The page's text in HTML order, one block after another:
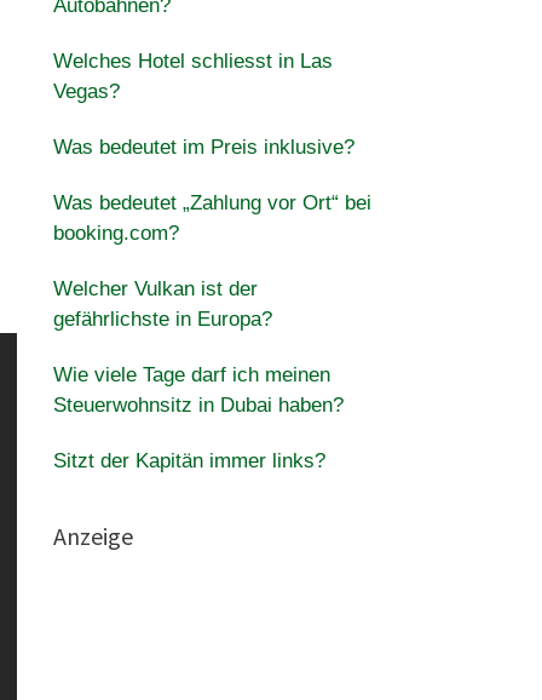
Autobahnen?
Welches Hotel schliesst in Las
Vegas?
Was bedeutet im Preis inklusive?
Was bedeutet „Zahlung vor Ort“ bei
booking.com?
Welcher Vulkan ist der
gefährlichste in Europa?
Wie viele Tage darf ich meinen
Steuerwohnsitz in Dubai haben?
Sitzt der Kapitän immer links?
Anzeige